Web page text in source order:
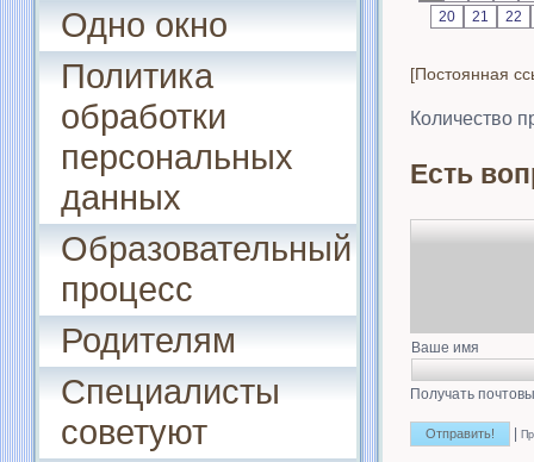
Одно окно
Политика
обработки
персональных
данных
Образовательный
процесс
Родителям
Специалисты
советуют
20
21 22
[Постоянная
Количество
Есть
Ваше имя
Получать